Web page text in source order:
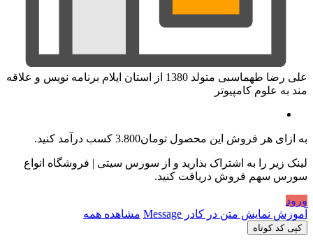
علی رضا طهماسبی متولد 1380 از استان ایلام برنامه نویس و علاقه
مند به علوم کامپیوتر
به ازای هر فروش این محصول تومان3.800 کسب درآمد کنید.
لینک زیر را به اشتراک بذارید و از سورس سیتی | فروشگاه انواع
سورس سهم فروش دریافت کنید.
ورود
آموزش نمایش متن در کادر Message
مشاهده همه
کپی کد کوتاه